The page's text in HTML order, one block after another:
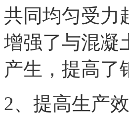
共同均匀受力
增强了与混凝
产生，提高了
2、提高生产